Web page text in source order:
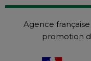
Agence
promotion